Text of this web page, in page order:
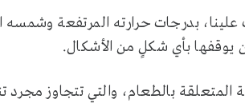
بدرجات حرارته المرتفعة وشمسه
يوقفها بأي شكلٍ من الأشكال.
بالطعام، والتي تتجاوز مجرد